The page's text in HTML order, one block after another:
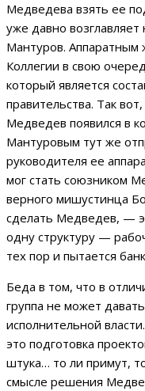
Медведева взять ее
уже давно
Мантуров. Аппаратным
Коллегии в свою
который является
правительства. Так
Медведев появился в
Мантуровым тут же
руководителя ее
мог стать союзником
верного мишустинца
сделать Медведев, —
одну структуру —
тех пор и пытается
Беда в том, что в
группа не может
исполнительной
это подготовка
штука… то ли примут,
смысле решения